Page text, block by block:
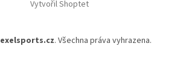
Vytvořil Shoptet
exelsports.cz. Všechna práva vyhrazena.